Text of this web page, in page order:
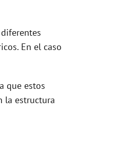
En el caso
que estos
la estructura